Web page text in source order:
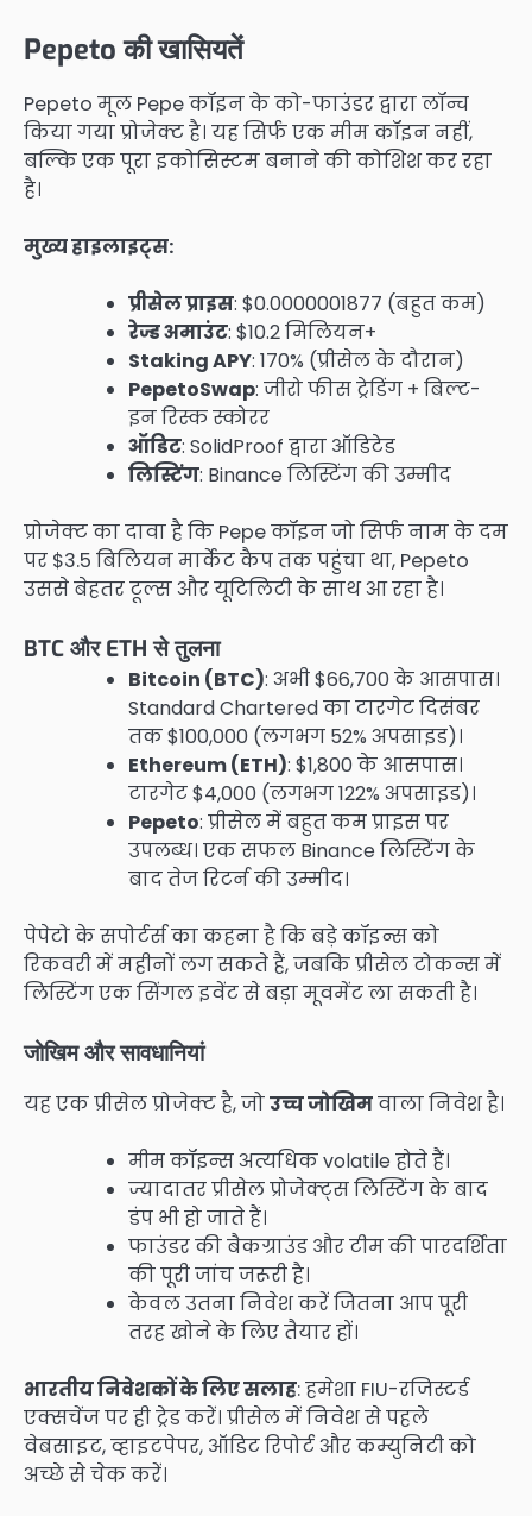
Pepeto की खासियतें
Pepeto मूल Pepe कॉइन के को-फाउंडर द्वारा लॉन्च
किया गया प्रोजेक्ट है। यह सिर्फ एक मीम कॉइन नहीं,
बल्कि एक पूरा इकोसिस्टम बनाने की कोशिश कर रहा
है।
मुख्य हाइलाइट्स:
प्रीसेल प्राइस: $0.0000001877 (बहुत कम)
रेज्ड अमाउंट: $10.2 मिलियन+
Staking APY: 170% (प्रीसेल के दौरान)
PepetoSwap: जीरो फीस ट्रेडिंग + बिल्ट-
इन रिस्क स्कोरर
ऑडिट: SolidProof द्वारा ऑडिटेड
लिस्टिंग: Binance लिस्टिंग की उम्मीद
प्रोजेक्ट का दावा है कि Pepe कॉइन जो सिर्फ नाम के दम
पर $3.5 बिलियन मार्केट कैप तक पहुंचा था, Pepeto
उससे बेहतर टूल्स और यूटिलिटी के साथ आ रहा है।
BTC और ETH से तुलना
Bitcoin (BTC): अभी $66,700 के आसपास।
Standard Chartered का टारगेट दिसंबर
तक $100,000 (लगभग 52% अपसाइड)।
Ethereum (ETH): $1,800 के आसपास।
टारगेट $4,000 (लगभग 122% अपसाइड)।
Pepeto: प्रीसेल में बहुत कम प्राइस पर
उपलब्ध। एक सफल Binance लिस्टिंग के
बाद तेज रिटर्न की उम्मीद।
पेपेटो के सपोर्टर्स का कहना है कि बड़े कॉइन्स को
रिकवरी में महीनों लग सकते हैं, जबकि प्रीसेल टोकन्स में
लिस्टिंग एक सिंगल इवेंट से बड़ा मूवमेंट ला सकती है।
जोखिम और सावधानियां
यह एक प्रीसेल प्रोजेक्ट है, जोउच्च जोखिमवाला निवेश है।
मीम कॉइन्स अत्यधिक volatile होते हैं।
ज्यादातर प्रीसेल प्रोजेक्ट्स लिस्टिंग के बाद
डंप भी हो जाते हैं।
फाउंडर की बैकग्राउंड और टीम की पारदर्शिता
की पूरी जांच जरूरी है।
केवल उतना निवेश करें जितना आप पूरी
तरह खोने के लिए तैयार हों।
भारतीय निवेशकों के लिए सलाह: हमेशा FIU-रजिस्टर्ड
एक्सचेंज पर ही ट्रेड करें। प्रीसेल में निवेश से पहले
वेबसाइट, व्हाइटपेपर, ऑडिट रिपोर्ट और कम्युनिटी को
अच्छे से चेक करें।